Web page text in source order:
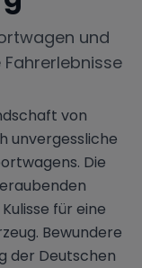
und
von
unvergessliche
Die
für eine
Bewundere
der Deutschen